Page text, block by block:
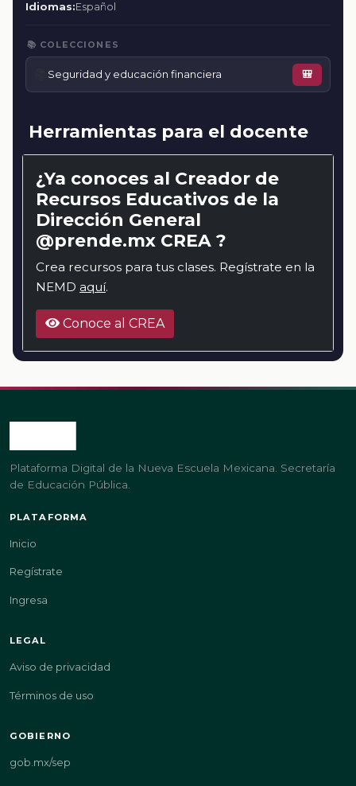
Idiomas:Español
📚 COLECCIONES
Seguridad y educación financiera 🎒
Herramientas para el docente
¿Ya conoces al Creador de
Recursos Educativos de la
Dirección General
@prende.mx CREA ?
Crea recursos para tus clases. Regístrate en la
NEMD aquí.
Conoce al CREA
Plataforma Digital de la Nueva Escuela Mexicana. Secretaría
de Educación Pública.
PLATAFORMA
Inicio
Regístrate
Ingresa
LEGAL
Aviso de privacidad
Términos de uso
GOBIERNO
gob.mx/sep